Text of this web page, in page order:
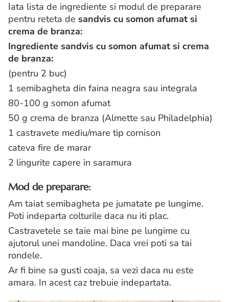
Iata lista de ingrediente si modul de preparare
pentru reteta de sandvis cu somon afumat si
crema de branza:
Ingrediente sandvis cu somon afumat si crema
de branza:
(pentru 2 buc)
1 semibagheta din faina neagra sau integrala
80-100 g somon afumat
50 g crema de branza (Almette sau Philadelphia)
1 castravete mediu/mare tip cornison
cateva fire de marar
2 lingurite capere in saramura
Mod de preparare:
Am taiat semibagheta pe jumatate pe lungime.
Poti indeparta colturile daca nu iti plac.
Castravetele se taie mai bine pe lungime cu
ajutorul unei mandoline. Daca vrei poti sa tai
rondele.
Ar fi bine sa gusti coaja, sa vezi daca nu este
amara. In acest caz trebuie indepartata.